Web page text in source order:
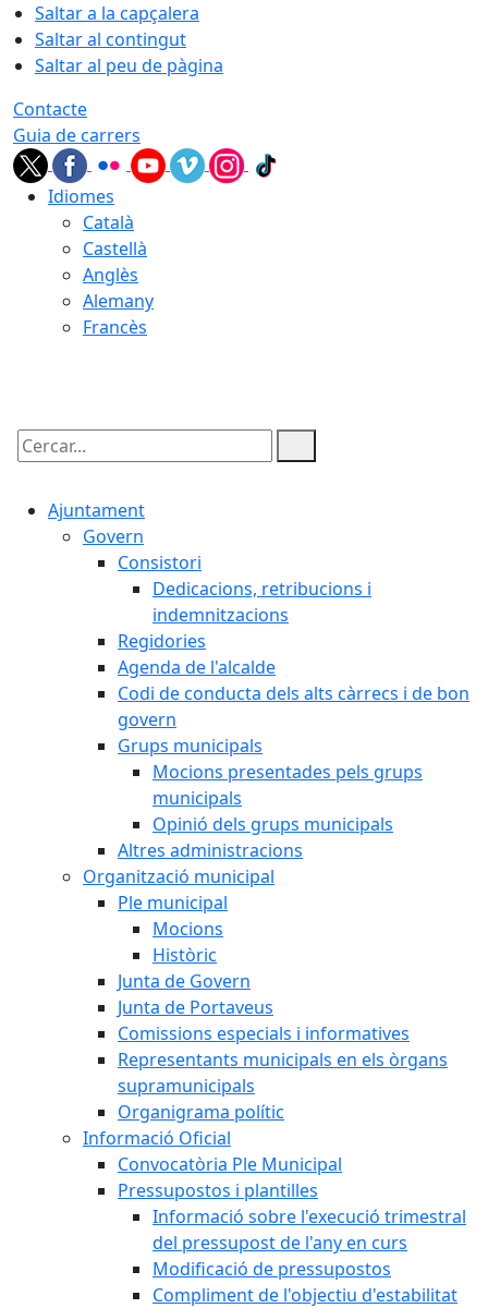
Saltar a la capçalera
Saltar al contingut
Saltar al peu de pàgina
Contacte
Guia de carrers
Idiomes
Català
Castellà
Anglès
Alemany
Francès
Cercar:
Ajuntament
Govern
Consistori
Dedicacions, retribucions i
indemnitzacions
Regidories
Agenda de l'alcalde
Codi de conducta dels alts càrrecs i de bon
govern
Grups municipals
Mocions presentades pels grups
municipals
Opinió dels grups municipals
Altres administracions
Organització municipal
Ple municipal
Mocions
Històric
Junta de Govern
Junta de Portaveus
Comissions especials i informatives
Representants municipals en els òrgans
supramunicipals
Organigrama polític
Informació Oficial
Convocatòria Ple Municipal
Pressupostos i plantilles
Informació sobre l'execució trimestral
del pressupost de l'any en curs
Modificació de pressupostos
Compliment de l'objectiu d'estabilitat